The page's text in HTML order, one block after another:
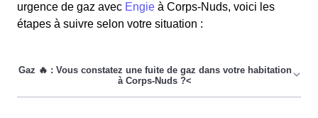
urgence de gaz avec Engie à Corps-Nuds, voici les
étapes à suivre selon votre situation :